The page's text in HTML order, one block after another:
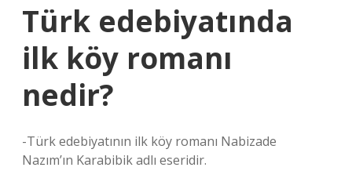
Türk edebiyatında
ilk köy romanı
nedir?
-Türk edebiyatının ilk köy romanı Nabizade
Nazım’ın Karabibik adlı eseridir.